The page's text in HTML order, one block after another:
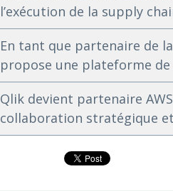
l’exécution de la supply
En tant que partenaire de
propose une plateforme de
Qlik devient partenaire
collaboration stratégique